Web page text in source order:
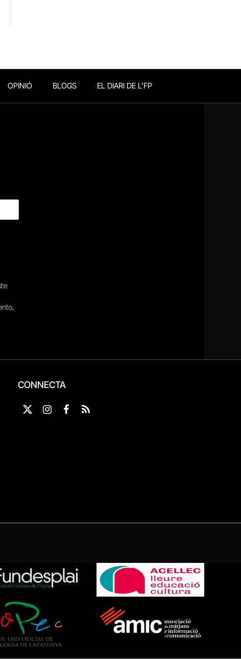
OPINIÓ BLOGS EL DIARI DE L’FP
CONNECTA
X
Instagram
Facebook
RSS